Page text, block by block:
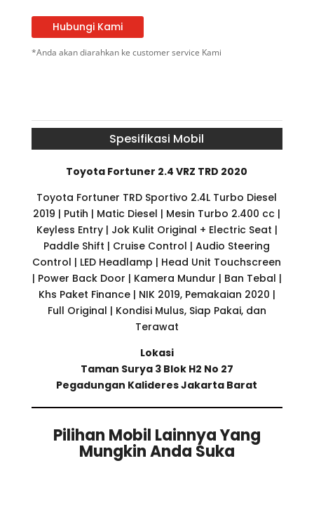
Hubungi Kami
*Anda akan diarahkan ke customer service Kami
Spesifikasi Mobil
Toyota Fortuner 2.4 VRZ TRD 2020
Toyota Fortuner TRD Sportivo 2.4L Turbo Diesel
2019 | Putih | Matic Diesel | Mesin Turbo 2.400 cc |
Keyless Entry | Jok Kulit Original + Electric Seat |
Paddle Shift | Cruise Control | Audio Steering
Control | LED Headlamp | Head Unit Touchscreen
| Power Back Door | Kamera Mundur | Ban Tebal |
Khs Paket Finance | NIK 2019, Pemakaian 2020 |
Full Original | Kondisi Mulus, Siap Pakai, dan
Terawat
Lokasi
Taman Surya 3 Blok H2 No 27
Pegadungan Kalideres Jakarta Barat
Pilihan Mobil Lainnya Yang
Mungkin Anda Suka